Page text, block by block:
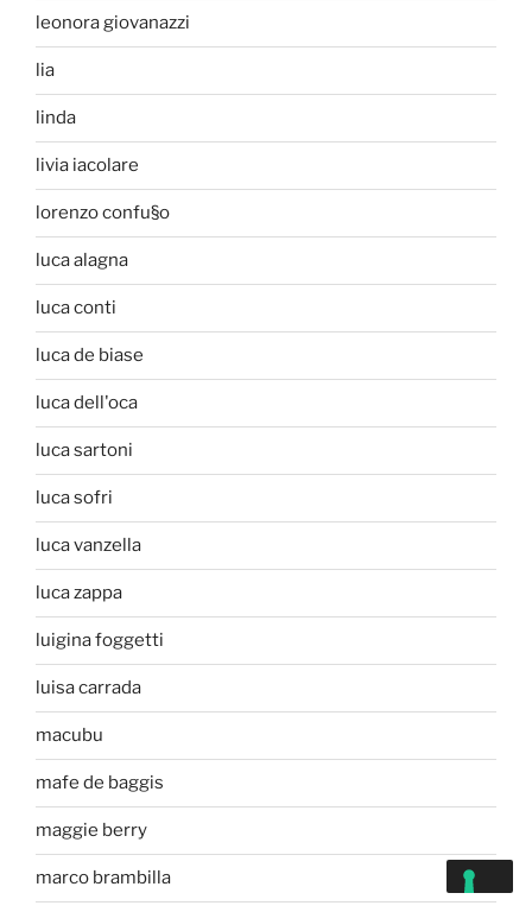
leonora giovanazzi
lia
linda
livia iacolare
lorenzo confu§o
luca alagna
luca conti
luca de biase
luca dell'oca
luca sartoni
luca sofri
luca vanzella
luca zappa
luigina foggetti
luisa carrada
macubu
mafe de baggis
maggie berry
marco brambilla